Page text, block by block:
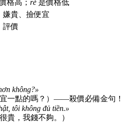
格高； rẻ 是價格低
嫌貴、撿便宜
評價
không?»
宜一點的嗎？）——殺價必備金句！
tôi không đủ tiền.»
貴，我錢不夠。）